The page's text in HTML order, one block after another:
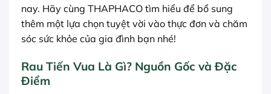
nay. Hãy cùng THAPHACO tìm hiểu để bổ sung
thêm một lựa chọn tuyệt vời vào thực đơn và chăm
sóc sức khỏe của gia đình bạn nhé!
Rau Tiến Vua Là Gì? Nguồn Gốc và Đặc
Điểm